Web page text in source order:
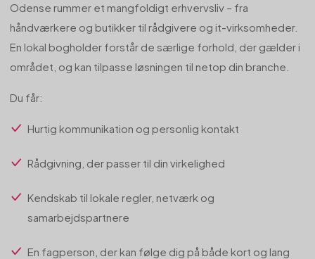
Odense rummer et mangfoldigt erhvervsliv – fra
håndværkere og butikker til rådgivere og it-virksomheder.
En lokal bogholder forstår de særlige forhold, der gælder i
området, og kan tilpasse løsningen til netop din branche.
Du får:
Hurtig kommunikation og personlig kontakt
Rådgivning, der passer til din virkelighed
Kendskab til lokale regler, netværk og
samarbejdspartnere
En fagperson, der kan følge dig på både kort og lang